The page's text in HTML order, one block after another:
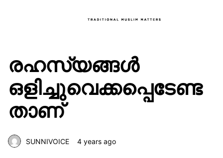
രഹസ്യങ്ങൾ
ഒളിച്ചുവെക്കപ്പെടേണ്ട
താണ്
SUNNIVOICE 4 years ago